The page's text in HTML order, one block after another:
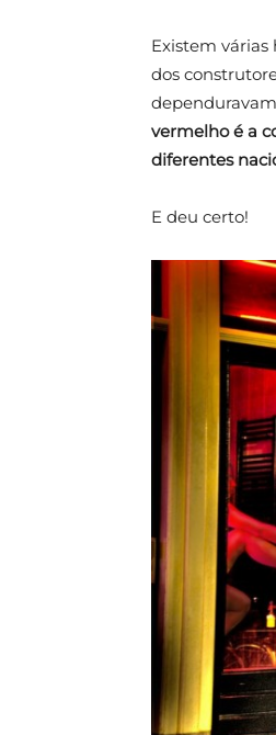
Existem
dos
vermelho é a
diferentes
E deu certo!